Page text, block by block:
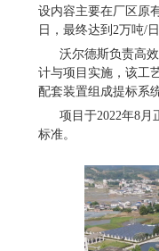
设内容主要在厂区原
日，最终达到2万吨/日
沃尔德斯负责高效
计与项目实施，该工
配套装置组成提标系统
项目于2022年8月
标准。